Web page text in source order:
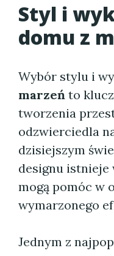
Styl i
domu z
Wybór stylu i
marzeń to
tworzenia
odzwierciedla
dzisiejszym
designu
mogą pomóc w
wymarzonego
Jednym z